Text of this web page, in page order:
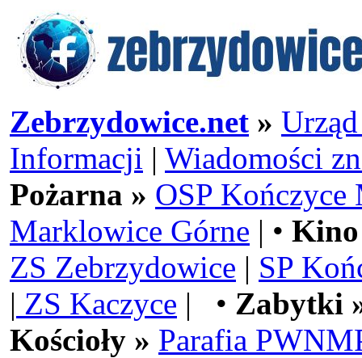
Zebrzydowice.net »
Informacji | Wiadomości
Pożarna » OSP Kończyce
Marklowice Górne | •
ZS Zebrzydowice | SP
| ZS Kaczyce | • Zabytki
Kościoły » Parafia